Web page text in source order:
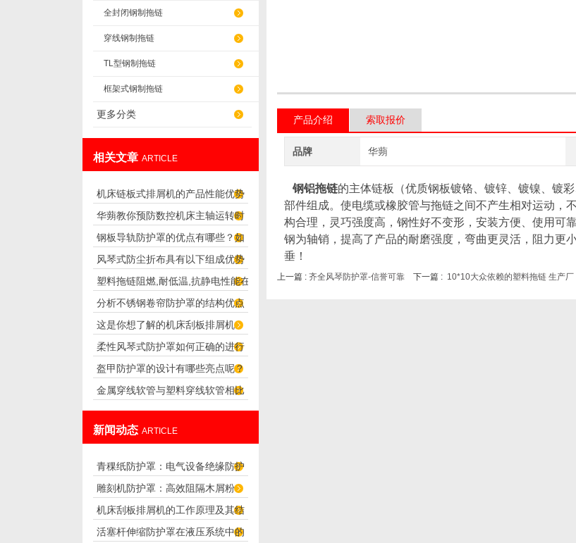
全封闭钢制拖链
穿线钢制拖链
TL型钢制拖链
框架式钢制拖链
更多分类
相关文章 ARTICLE
机床链板式排屑机的产品性能优势
及用途
华蒴教你预防数控机床主轴运转时
的噪声
钢板导轨防护罩的优点有哪些？如
何安装？
风琴式防尘折布具有以下组成优势
塑料拖链阻燃,耐低温,抗静电性能在
实际运用中的重要性说明
分析不锈钢卷帘防护罩的结构优点
这是你想了解的机床刮板排屑机
吗？快来看看吧！
柔性风琴式防护罩如何正确的进行
安装？
盔甲防护罩的设计有哪些亮点呢？
金属穿线软管与塑料穿线软管相比
新闻动态 ARTICLE
青稞纸防护罩：电气设备绝缘防护
专用方案
雕刻机防护罩：高效阻隔木屑粉
尘，守护设备精度与安全
机床刮板排屑机的工作原理及其结
构分析
活塞杆伸缩防护罩在液压系统中的
产品介绍 索取报价
品牌 华蒴
钢铝拖链的主体链板（优质钢板镀铬、镀锌、镀镍、镀
部件组成。使电缆或橡胶管与拖链之间不产生相对运动，
构合理，灵巧强度高，钢性好不变形，安装方便、使用可
钢为轴销，提高了产品的耐磨强度，弯曲更灵活，阻力更
垂！
上一篇 : 齐全风琴防护罩-信誉可靠下一篇 : 10*10大众依赖的塑料拖链 生产厂